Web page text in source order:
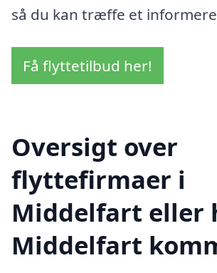
så du kan træffe et
Få flyttetilbud her!
Oversigt over
flyttefirmaer i
Middelfart eller
Middelfart